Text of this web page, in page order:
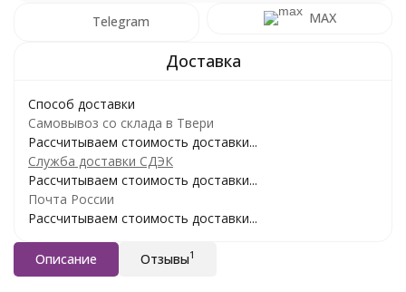
Telegram MAX
Способ доставки
Самовывоз со склада в Твери
Рассчитываем стоимость доставки...
Служба доставки СДЭК
Рассчитываем стоимость доставки...
Почта России
Рассчитываем стоимость доставки...
Описание Отзывы1